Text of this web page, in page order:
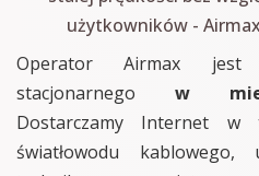
użytkowników -
Operator Airmax jest
stacjonarnego w
Dostarczamy Internet w
światłowodu kablowego,